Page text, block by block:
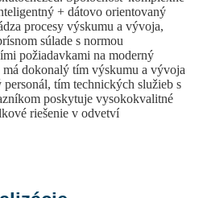
+ dátovo orientovaný
procesy výskumu a vývoja,
súlade s normou
požiadavkami na moderný
dokonalý tím výskumu a vývoja
tím technických služieb s
poskytuje vysokokvalitné
riešenie v odvetví